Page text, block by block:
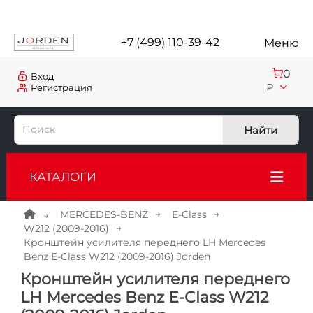
+7 (499) 110-39-42 Меню
Регистрация
Вход 0
₽
Найти
КАТАЛОГИ
MERCEDES-BENZ
E-Class
W212 (2009-2016)
Кронштейн усилителя переднего LH Mercedes
Benz E-Class W212 (2009-2016) Jorden
Кронштейн усилителя переднего
LH Mercedes Benz E-Class W212